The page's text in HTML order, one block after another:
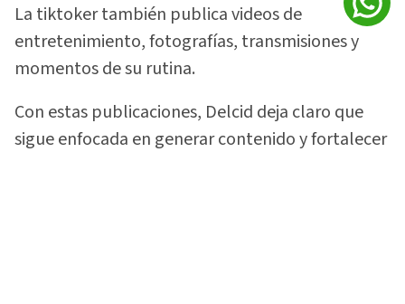
La tiktoker también publica videos de
entretenimiento, fotografías, transmisiones y
momentos de su rutina.
Con estas publicaciones, Delcid deja claro que
sigue enfocada en generar contenido y fortalecer